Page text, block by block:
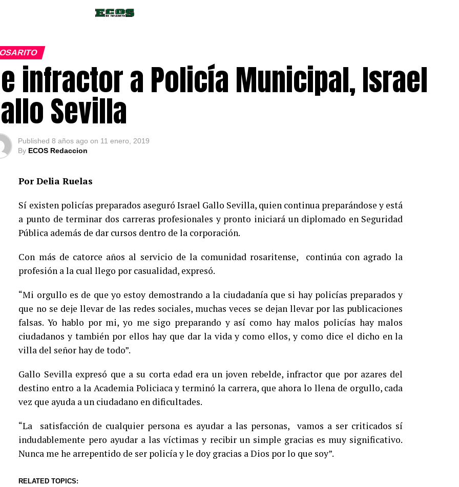
infractor a Policía Municipal, Israel
Sevilla
Published 8 años ago on 11 enero, 2019
By ECOS Redaccion
Por Delia Ruelas
Sí existen policías preparados aseguró Israel Gallo Sevilla, quien continua preparándose y está
a punto de terminar dos carreras profesionales y pronto iniciará un diplomado en Seguridad
Pública además de dar cursos dentro de la corporación.
Con más de catorce años al servicio de la comunidad rosaritense, continúa con agrado la
profesión a la cual llego por casualidad, expresó.
“Mi orgullo es de que yo estoy demostrando a la ciudadanía que si hay policías preparados y
que no se deje llevar de las redes sociales, muchas veces se dejan llevar por las publicaciones
falsas. Yo hablo por mi, yo me sigo preparando y así como hay malos policías hay malos
ciudadanos y también por ellos hay que dar la vida y como ellos, y como dice el dicho en la
villa del señor hay de todo”.
Gallo Sevilla expresó que a su corta edad era un joven rebelde, infractor que por azares del
destino entro a la Academia Policiaca y terminó la carrera, que ahora lo llena de orgullo, cada
vez que ayuda a un ciudadano en dificultades.
“La satisfacción de cualquier persona es ayudar a las personas, vamos a ser criticados sí
indudablemente pero ayudar a las víctimas y recibir un simple gracias es muy significativo.
Nunca me he arrepentido de ser policía y le doy gracias a Dios por lo que soy”.
RELATED TOPICS: